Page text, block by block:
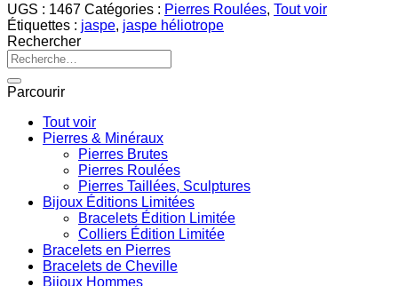
UGS : 1467 Catégories : Pierres Roulées, Tout voir
Étiquettes : jaspe, jaspe héliotrope
Rechercher
Recherche
pour :
Parcourir
Tout voir
Pierres & Minéraux
Pierres Brutes
Pierres Roulées
Pierres Taillées, Sculptures
Bijoux Éditions Limitées
Bracelets Édition Limitée
Colliers Édition Limitée
Bracelets en Pierres
Bracelets de Cheville
Bijoux Hommes